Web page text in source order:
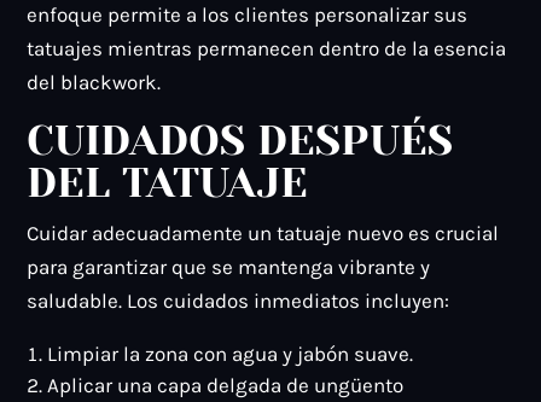
enfoque permite a los clientes personalizar sus
tatuajes mientras permanecen dentro de la esencia
del blackwork.
CUIDADOS DESPUÉS
DEL TATUAJE
Cuidar adecuadamente un tatuaje nuevo es crucial
para garantizar que se mantenga vibrante y
saludable. Los cuidados inmediatos incluyen:
Limpiar la zona con agua y jabón suave.
Aplicar una capa delgada de ungüento